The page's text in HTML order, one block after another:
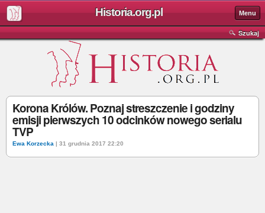
Historia.org.pl Menu
Szukaj
Korona Królów. Poznaj streszczenie i godziny
emisji pierwszych 10 odcinków nowego serialu
TVP
Ewa Korzecka | 31 grudnia 2017 22:20